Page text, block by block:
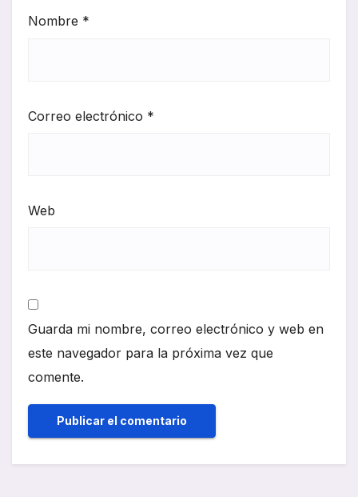
Nombre *
Correo electrónico *
Web
Guarda mi nombre, correo electrónico y web en
este navegador para la próxima vez que
comente.